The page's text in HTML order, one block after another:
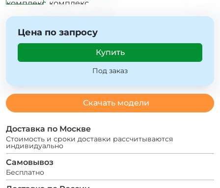
Цена по запросу
Купить
Под заказ
Скачать модели
Доставка по Москве
Стоимость и сроки доставки рассчитываются
индивидуально
Самовывоз
Бесплатно